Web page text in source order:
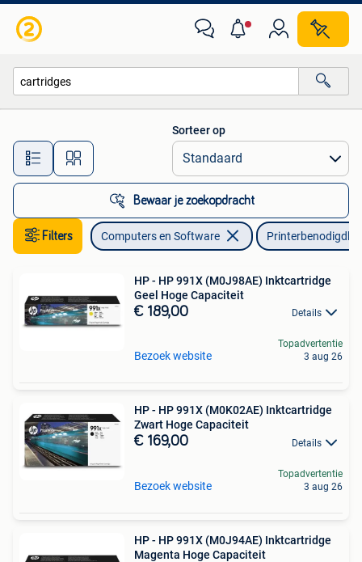
Alle afstanden…
Sorteer op
Bewaar je zoekopdracht
Filters Computers en Software
HP - HP 991X (M0J98AE) Inktcartridge
Geel Hoge Capaciteit
€ 189,00 Details
Bezoek website
Topadvertentie
3 aug 26
HP - HP 991X (M0K02AE) Inktcartridge
Zwart Hoge Capaciteit
€ 169,00 Details
Bezoek website
Topadvertentie
3 aug 26
HP - HP 991X (M0J94AE) Inktcartridge
Magenta Hoge Capaciteit